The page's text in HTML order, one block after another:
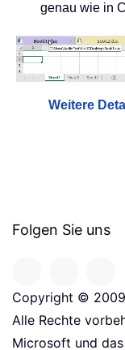
genau wie in
Weitere
Folgen Sie uns
Copyright ©
Alle Rechte
Microsoft und